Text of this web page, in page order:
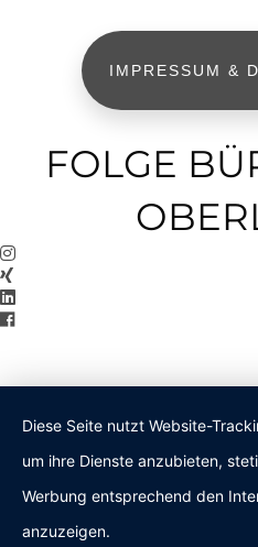
IMPRESSUM &
FOLGE
Diese Seite nutzt Website-
um ihre Dienste anzubieten,
Werbung entsprechend den
anzuzeigen.